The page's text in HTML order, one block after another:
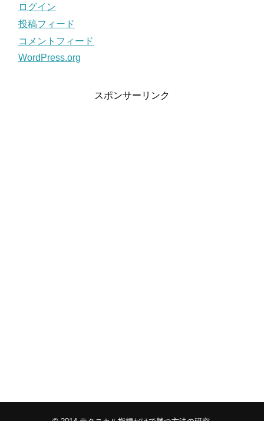
ログイン
投稿フィード
コメントフィード
WordPress.org
スポンサーリンク